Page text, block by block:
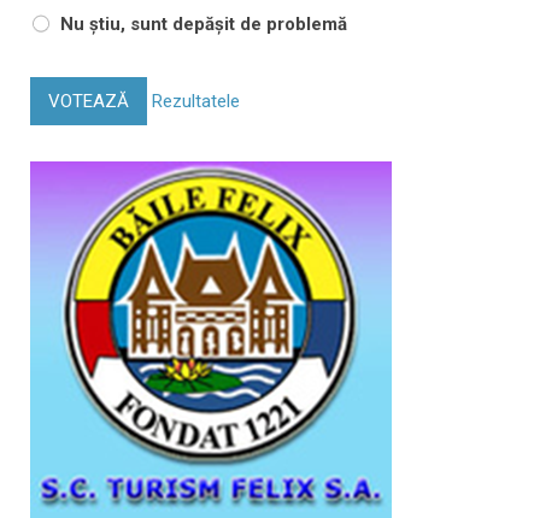
Nu știu, sunt depășit de problemă
VOTEAZĂ Rezultatele